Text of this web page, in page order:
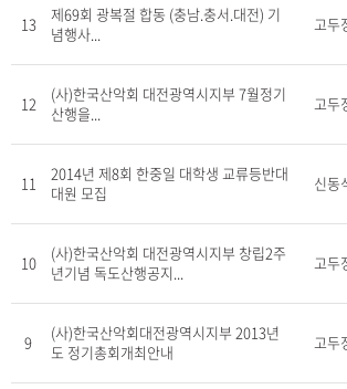
13
제69회 광복절 합동 (충남.충서.대전) 기
념행사...
고두
12
(사)한국산악회 대전광역시지부 7월정기
산행을...
고두
11
2014년 제8회 한중일 대학생 교류등반대
대원 모집
신동
10
(사)한국산악회 대전광역시지부 창립2주
년기념 독도산행공지...
고두
9
(사)한국산악회대전광역시지부 2013년
도 정기총회개최안내
고두